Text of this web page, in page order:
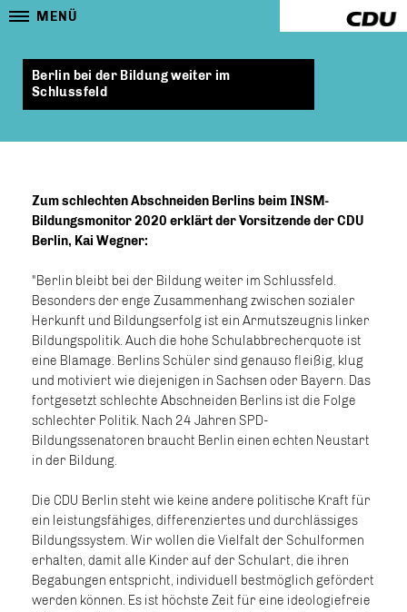
MENÜ
Berlin bei der Bildung weiter im
Schlussfeld
Zum schlechten Abschneiden Berlins beim INSM-
Bildungsmonitor 2020 erklärt der Vorsitzende der CDU
Berlin, Kai Wegner:
"Berlin bleibt bei der Bildung weiter im Schlussfeld.
Besonders der enge Zusammenhang zwischen sozialer
Herkunft und Bildungserfolg ist ein Armutszeugnis linker
Bildungspolitik. Auch die hohe Schulabbrecherquote ist
eine Blamage. Berlins Schüler sind genauso fleißig, klug
und motiviert wie diejenigen in Sachsen oder Bayern. Das
fortgesetzt schlechte Abschneiden Berlins ist die Folge
schlechter Politik. Nach 24 Jahren SPD-
Bildungssenatoren braucht Berlin einen echten Neustart
in der Bildung.
Die CDU Berlin steht wie keine andere politische Kraft für
ein leistungsfähiges, differenziertes und durchlässiges
Bildungssystem. Wir wollen die Vielfalt der Schulformen
erhalten, damit alle Kinder auf der Schulart, die ihren
Begabungen entspricht, individuell bestmöglich gefördert
werden können. Es ist höchste Zeit für eine ideologiefreie